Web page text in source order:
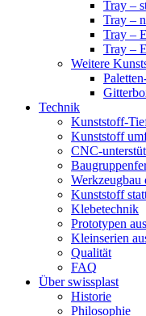
Tray –
Tray –
Tray –
Tray –
Weitere
Technik
Kunststoff-
Kunststoff
CNC-
Kunststoff
Klebetechnik
Prototypen
Kleinserien
Qualität
FAQ
Über swissplast
Historie
Philosophie